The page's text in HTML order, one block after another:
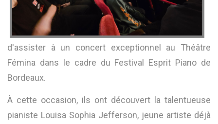
d'assister à un concert exceptionnel au Théâtre
Fémina dans le cadre du Festival Esprit Piano de
Bordeaux.
À cette occasion, ils ont découvert la talentueuse
pianiste Louisa Sophia Jefferson, jeune artiste déjà